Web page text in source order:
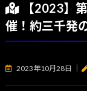
【2023】
催！約三千発
2023年10月28日